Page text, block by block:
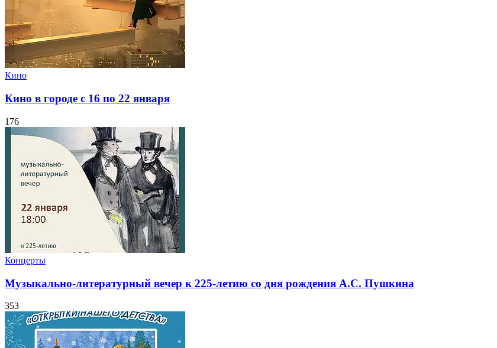
Кино
Кино в городе с 16 по 22 января
176
Концерты
Музыкально-литературный вечер к 225-летию со дня рождения А.С. Пушкина
353